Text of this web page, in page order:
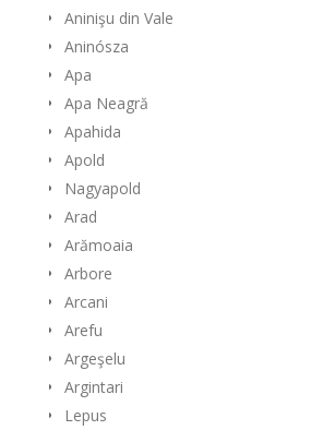
Aninişu din Vale
Aninósza
Apa
Apa Neagră
Apahida
Apold
Nagyapold
Arad
Arămoaia
Arbore
Arcani
Arefu
Argeşelu
Argintari
Lepus